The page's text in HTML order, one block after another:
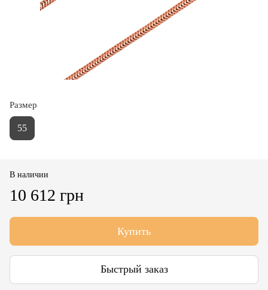
Размер
55
В наличии
10 612 грн
Купить
Быстрый заказ